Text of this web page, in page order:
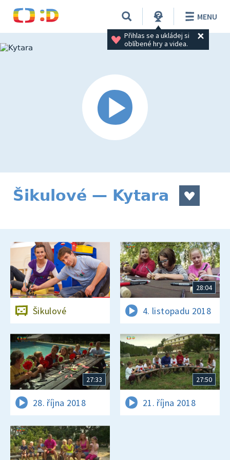
Přihlas se a ukládej si
oblíbené hry a videa.
MENU
Šikulové — Kytara
Šikulové
28:04
4. listopadu 2018
27:33
28. října 2018
27:50
21. října 2018